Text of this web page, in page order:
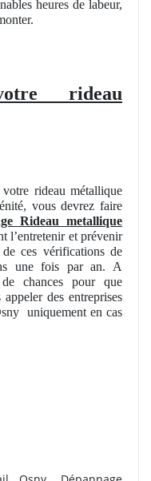
heures de labeur,
rideau
rideau métallique
vous devrez faire
Rideau metallique
l’entretenir et prévenir
de ces vérifications de
une fois par an. A
chances pour que
des entreprises
uniquement en cas